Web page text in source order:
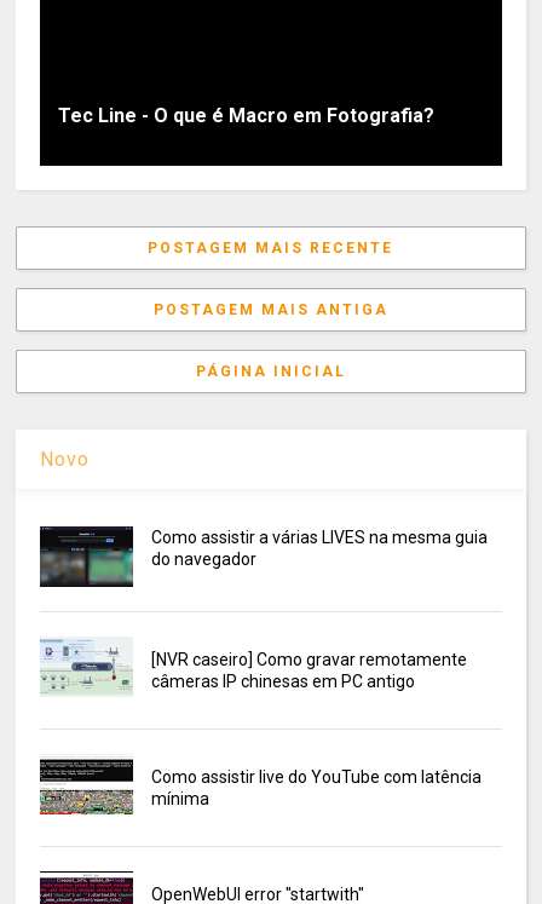
Tec Line - O que é Macro em Fotografia?
POSTAGEM MAIS RECENTE
POSTAGEM MAIS ANTIGA
PÁGINA INICIAL
Novo
Como assistir a várias LIVES na mesma guia
do navegador
[NVR caseiro] Como gravar remotamente
câmeras IP chinesas em PC antigo
Como assistir live do YouTube com latência
mínima
OpenWebUI error "startwith"